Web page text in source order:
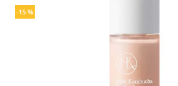
-15 %